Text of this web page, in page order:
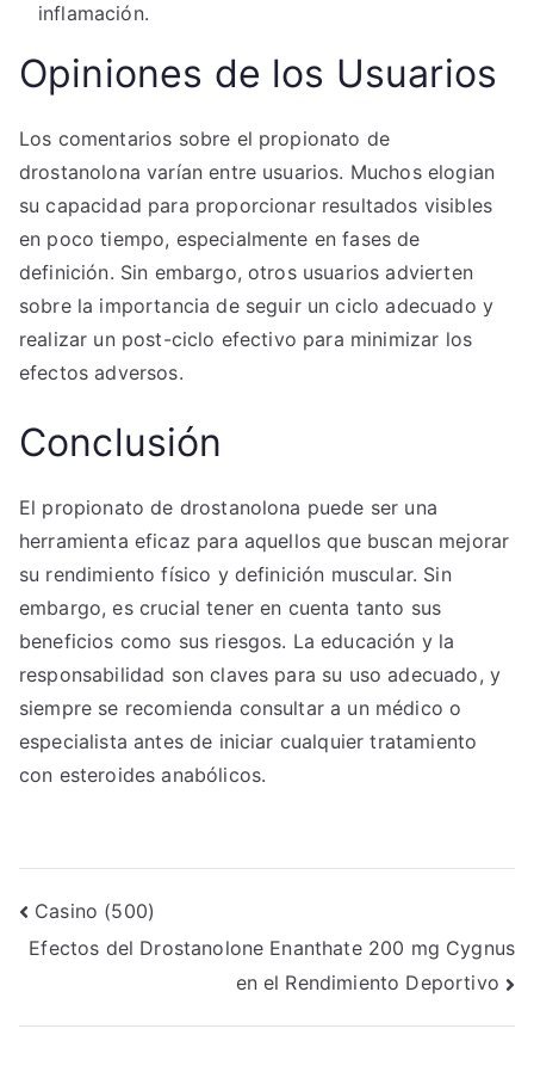
inflamación.
Opiniones de los Usuarios
Los comentarios sobre el propionato de
drostanolona varían entre usuarios. Muchos elogian
su capacidad para proporcionar resultados visibles
en poco tiempo, especialmente en fases de
definición. Sin embargo, otros usuarios advierten
sobre la importancia de seguir un ciclo adecuado y
realizar un post-ciclo efectivo para minimizar los
efectos adversos.
Conclusión
El propionato de drostanolona puede ser una
herramienta eficaz para aquellos que buscan mejorar
su rendimiento físico y definición muscular. Sin
embargo, es crucial tener en cuenta tanto sus
beneficios como sus riesgos. La educación y la
responsabilidad son claves para su uso adecuado, y
siempre se recomienda consultar a un médico o
especialista antes de iniciar cualquier tratamiento
con esteroides anabólicos.
Post
navigation
Casino (500)
Efectos del Drostanolone Enanthate 200 mg Cygnus
en el Rendimiento Deportivo